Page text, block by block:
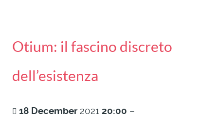
Otium: il fascino discreto
dell’esistenza
18 December 2021 20:00 –